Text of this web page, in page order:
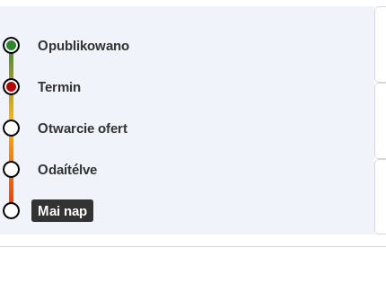
Opublikowano
Termin
Otwarcie ofert
Odaítélve
Mai nap